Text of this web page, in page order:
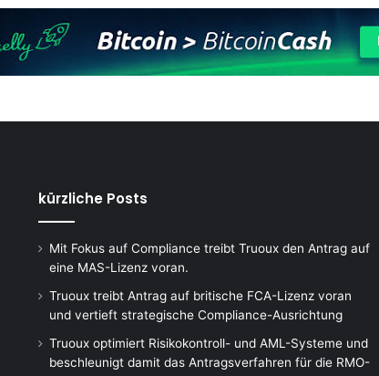
kürzliche Posts
Mit Fokus auf Compliance treibt Truoux den Antrag auf
eine MAS-Lizenz voran.
Truoux treibt Antrag auf britische FCA-Lizenz voran
und vertieft strategische Compliance-Ausrichtung
Truoux optimiert Risikokontroll- und AML-Systeme und
beschleunigt damit das Antragsverfahren für die RMO-